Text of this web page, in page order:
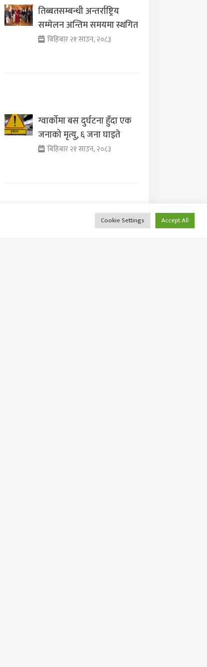
तिब्बतसम्बन्धी अन्तर्राष्ट्रिय
सम्मेलन अन्तिम समयमा स्थगित
बिहिबार २१ साउन, २०८३
ग्वार्कोमा बस दुर्घटना हुँदा एक
जनाको मृत्यु, ६ जना घाइते
बिहिबार २१ साउन, २०८३
Cookie Settings Accept All